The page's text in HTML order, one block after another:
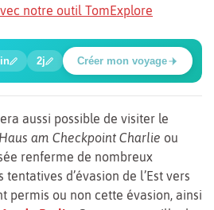
notre outil TomExplore
🔍
🔍
🔍
🍲
🔍
🔍
Potsdamer
2j Créer mon voyage
aussi possible de visiter le
Haus am Checkpoint Charlie ou
renferme de nombreux
d’évasion de l’Est vers
permis ou non cette évasion, ainsi